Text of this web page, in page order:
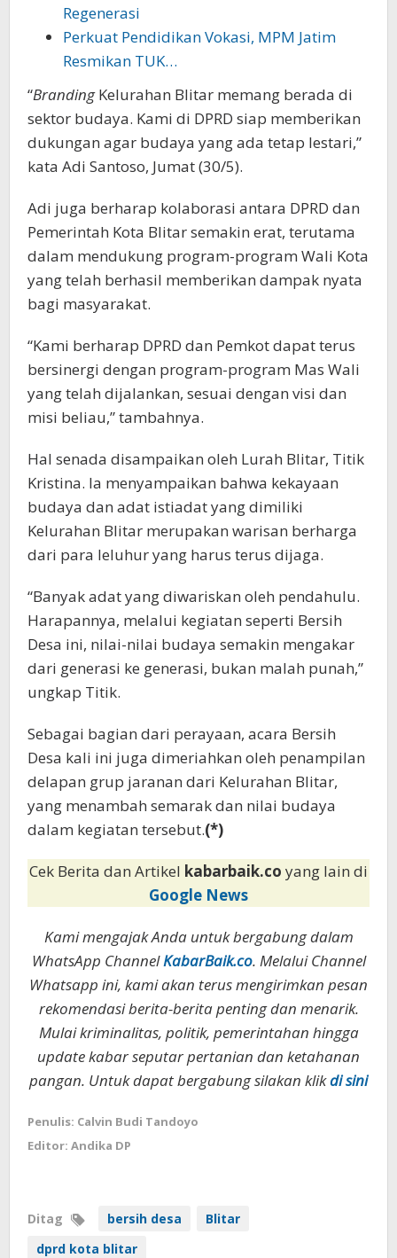
Regenerasi
Perkuat Pendidikan Vokasi, MPM Jatim
Resmikan TUK…
“BrandingKelurahan Blitar memang berada di
sektor budaya. Kami di DPRD siap memberikan
dukungan agar budaya yang ada tetap lestari,”
kata Adi Santoso, Jumat (30/5).
Adi juga berharap kolaborasi antara DPRD dan
Pemerintah Kota Blitar semakin erat, terutama
dalam mendukung program-program Wali Kota
yang telah berhasil memberikan dampak nyata
bagi masyarakat.
“Kami berharap DPRD dan Pemkot dapat terus
bersinergi dengan program-program Mas Wali
yang telah dijalankan, sesuai dengan visi dan
misi beliau,” tambahnya.
Hal senada disampaikan oleh Lurah Blitar, Titik
Kristina. Ia menyampaikan bahwa kekayaan
budaya dan adat istiadat yang dimiliki
Kelurahan Blitar merupakan warisan berharga
dari para leluhur yang harus terus dijaga.
“Banyak adat yang diwariskan oleh pendahulu.
Harapannya, melalui kegiatan seperti Bersih
Desa ini, nilai-nilai budaya semakin mengakar
dari generasi ke generasi, bukan malah punah,”
ungkap Titik.
Sebagai bagian dari perayaan, acara Bersih
Desa kali ini juga dimeriahkan oleh penampilan
delapan grup jaranan dari Kelurahan Blitar,
yang menambah semarak dan nilai budaya
dalam kegiatan tersebut.(*)
Cek Berita dan Artikel kabarbaik.co yang lain di
Google News
Kami mengajak Anda untuk bergabung dalam
WhatsApp ChannelKabarBaik.co. Melalui Channel
Whatsapp ini, kami akan terus mengirimkan pesan
rekomendasi berita-berita penting dan menarik.
Mulai kriminalitas, politik, pemerintahan hingga
update kabar seputar pertanian dan ketahanan
pangan. Untuk dapat bergabung silakan klikdi sini
Penulis: Calvin Budi Tandoyo
Editor: Andika DP
Ditag bersih desa
Blitar
dprd kota blitar